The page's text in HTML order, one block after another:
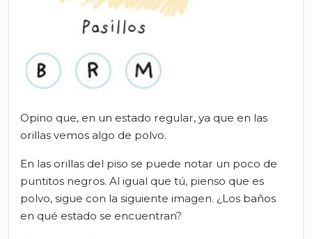
Opino que, en un estado regular, ya que en las
orillas vemos algo de polvo.
En las orillas del piso se puede notar un poco de
puntitos negros. Al igual que tú, pienso que es
polvo, sigue con la siguiente imagen. ¿Los baños
en qué estado se encuentran?